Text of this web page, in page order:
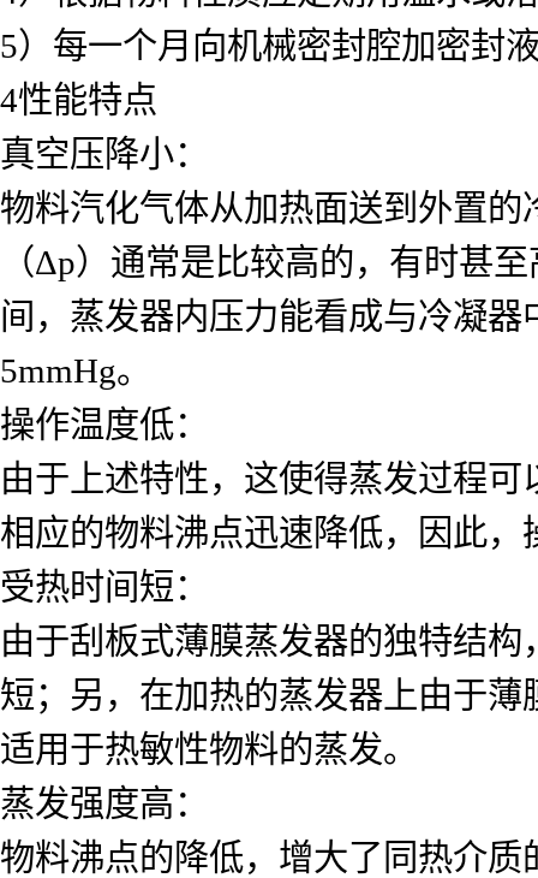
5）每一个月向机械密封腔加密封
4性能特点
真空压降小：
物料汽化气体从加热面送到外置
（Δp）通常是比较高的，有时甚
间，蒸发器内压力能看成与冷凝
5mmHg。
操作温度低：
由于上述特性，这使得蒸发过程
相应的物料沸点迅速降低，因此
受热时间短：
由于刮板式薄膜蒸发器的独特结
短；另，在加热的蒸发器上由于
适用于热敏性物料的蒸发。
蒸发强度高：
物料沸点的降低，增大了同热介